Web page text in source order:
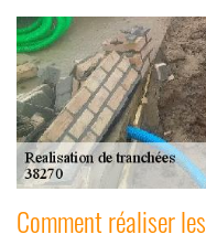
Comment réaliser